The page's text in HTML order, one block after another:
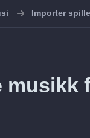
Importer
musikk